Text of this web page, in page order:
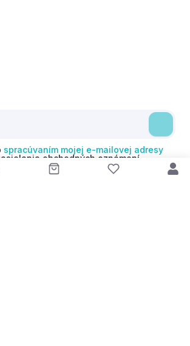
spracúvaním mojej e-mailovej adresy
obchodných oznámení
v súlade s čl. 6 ods. 1 písm. a)
Svoj súhlas môžem kedykoľvek